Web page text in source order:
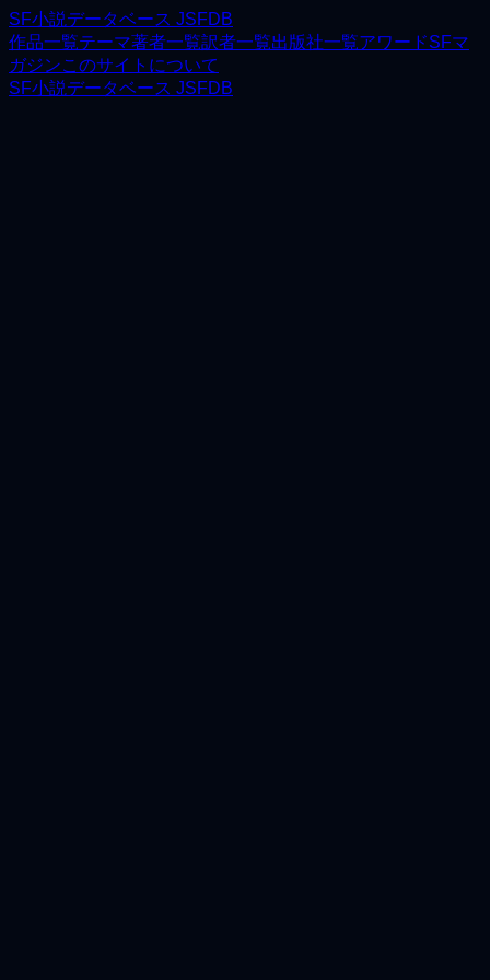
SF小説データベース JSFDB
作品一覧テーマ著者一覧訳者一覧出版社一覧アワードSFマ
ガジンこのサイトについて
SF小説データベース JSFDB